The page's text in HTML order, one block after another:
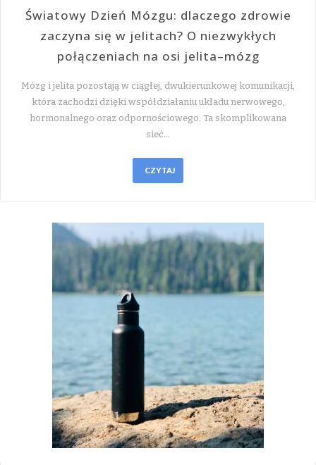
Światowy Dzień Mózgu: dlaczego zdrowie
zaczyna się w jelitach? O niezwykłych
połączeniach na osi jelita–mózg
Mózg i jelita pozostają w ciągłej, dwukierunkowej komunikacji,
która zachodzi dzięki współdziałaniu układu nerwowego,
hormonalnego oraz odpornościowego. Ta skomplikowana
sieć…
CZYTAJ